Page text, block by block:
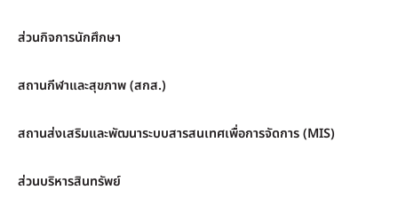
ส่วนกิจการนักศึกษา
สถานกีฬาและสุขภาพ (สกส.)
สถานส่งเสริมและพัฒนาระบบสารสนเทศเพื่อการจัดการ (MIS)
ส่วนบริหารสินทรัพย์